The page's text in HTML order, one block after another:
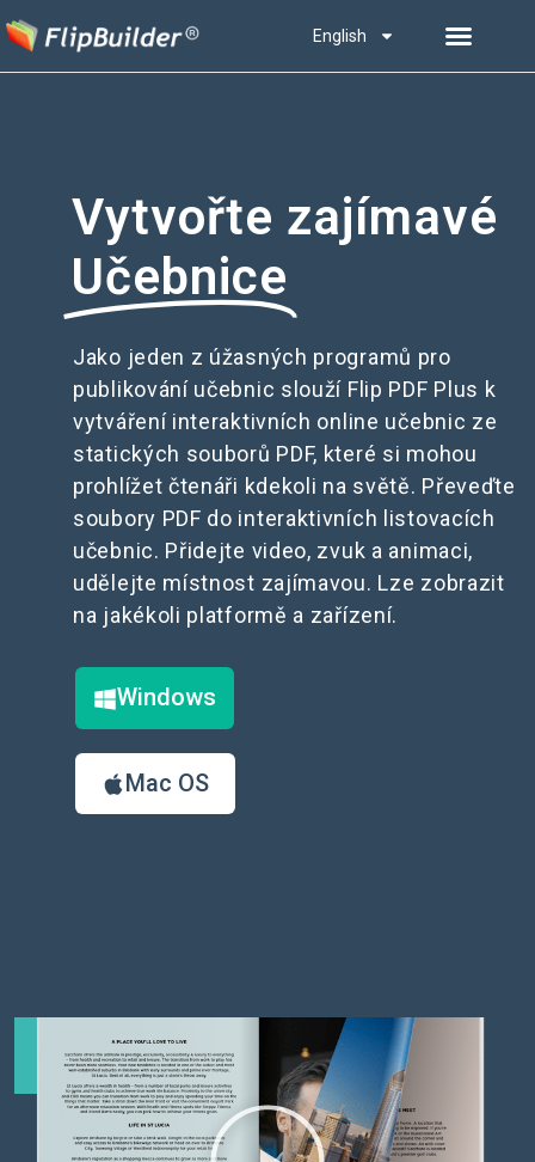
English
Vytvořte zajímavé
Učebnice
Jako jeden z úžasných programů pro
publikování učebnic slouží Flip PDF Plus k
vytváření interaktivních online učebnic ze
statických souborů PDF, které si mohou
prohlížet čtenáři kdekoli na světě. Převeďte
soubory PDF do interaktivních listovacích
učebnic. Přidejte video, zvuk a animaci,
udělejte místnost zajímavou. Lze zobrazit
na jakékoli platformě a zařízení.
Windows
Mac OS